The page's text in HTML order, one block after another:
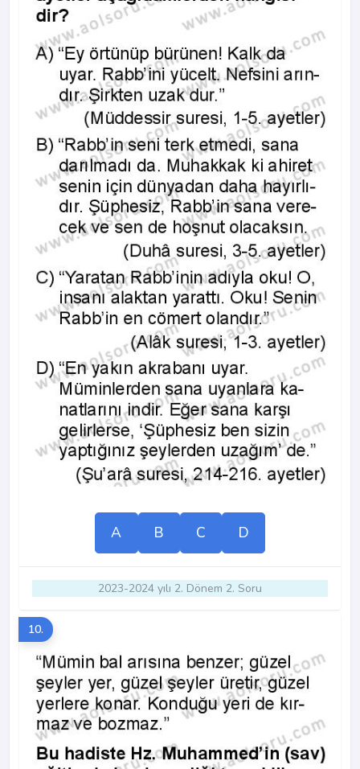
A B C D
2023-2024 yılı 2. Dönem 2. Soru
10.